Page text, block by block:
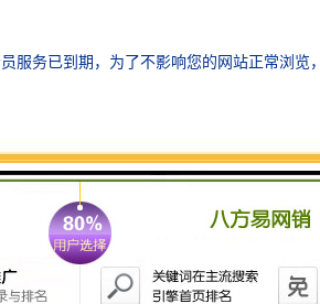
于热水器的热水管路，由于其耐高温、高压